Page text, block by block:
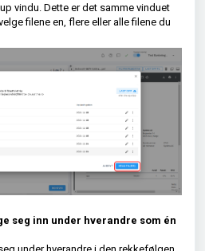
vindu. Dette er det samme vinduet
filene en, flere eller alle filene du
seg inn under hverandre som én